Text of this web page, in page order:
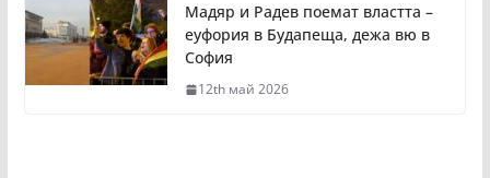
Мадяр и Радев поемат властта –
еуфория в Будапеща, дежа вю в
София
12th май 2026